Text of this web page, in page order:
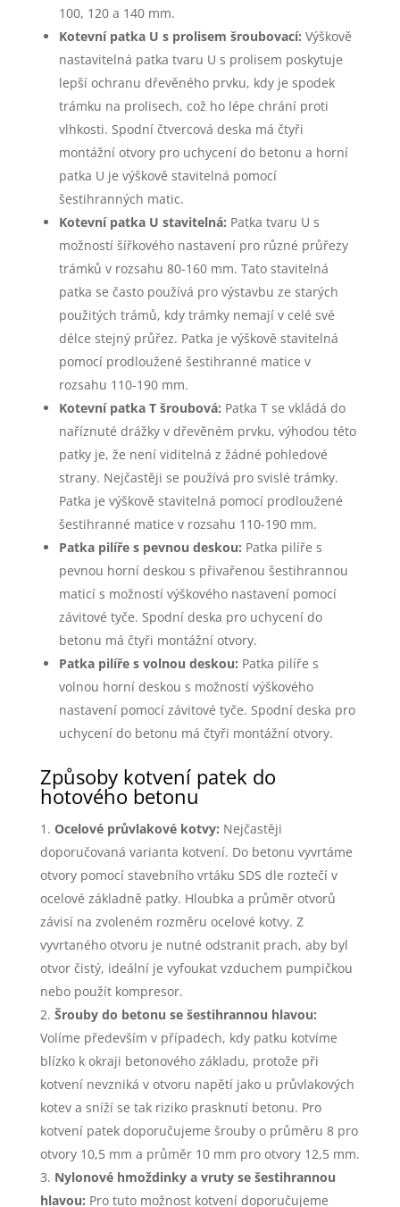
100, 120 a 140 mm.
Kotevní patka U s prolisem šroubovací: Výškově
nastavitelná patka tvaru U s prolisem poskytuje
lepší ochranu dřevěného prvku, kdy je spodek
trámku na prolisech, což ho lépe chrání proti
vlhkosti. Spodní čtvercová deska má čtyři
montážní otvory pro uchycení do betonu a horní
patka U je výškově stavitelná pomocí
šestihranných matic.
Kotevní patka U stavitelná: Patka tvaru U s
možností šířkového nastavení pro různé průřezy
trámků v rozsahu 80-160 mm. Tato stavitelná
patka se často používá pro výstavbu ze starých
použitých trámů, kdy trámky nemají v celé své
délce stejný průřez. Patka je výškově stavitelná
pomocí prodloužené šestihranné matice v
rozsahu 110-190 mm.
Kotevní patka T šroubová: Patka T se vkládá do
naříznuté drážky v dřevěném prvku, výhodou této
patky je, že není viditelná z žádné pohledové
strany. Nejčastěji se používá pro svislé trámky.
Patka je výškově stavitelná pomocí prodloužené
šestihranné matice v rozsahu 110-190 mm.
Patka pilíře s pevnou deskou: Patka pilíře s
pevnou horní deskou s přivařenou šestihrannou
maticí s možností výškového nastavení pomocí
závitové tyče. Spodní deska pro uchycení do
betonu má čtyři montážní otvory.
Patka pilíře s volnou deskou: Patka pilíře s
volnou horní deskou s možností výškového
nastavení pomocí závitové tyče. Spodní deska pro
uchycení do betonu má čtyři montážní otvory.
Způsoby kotvení patek do
hotového betonu
Ocelové průvlakové kotvy: Nejčastěji
doporučovaná varianta kotvení. Do betonu vyvrtáme
otvory pomocí stavebního vrtáku SDS dle roztečí v
ocelové základně patky. Hloubka a průměr otvorů
závisí na zvoleném rozměru ocelové kotvy. Z
vyvrtaného otvoru je nutné odstranit prach, aby byl
otvor čistý, ideální je vyfoukat vzduchem pumpičkou
nebo použít kompresor.
Šrouby do betonu se šestihrannou hlavou:
Volíme především v případech, kdy patku kotvíme
blízko k okraji betonového základu, protože při
kotvení nevzniká v otvoru napětí jako u průvlakových
kotev a sníží se tak riziko prasknutí betonu. Pro
kotvení patek doporučujeme šrouby o průměru 8 pro
otvory 10,5 mm a průměr 10 mm pro otvory 12,5 mm.
Nylonové hmoždinky a vruty se šestihrannou
hlavou: Pro tuto možnost kotvení doporučujeme